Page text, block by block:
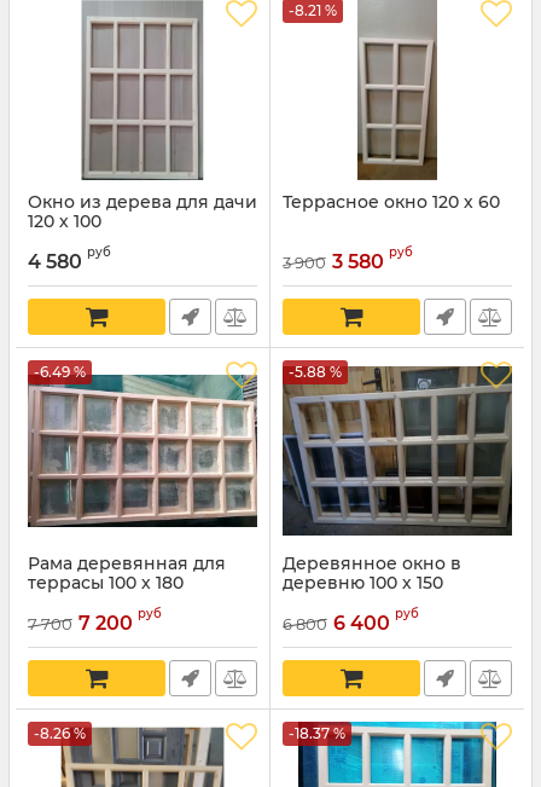
Окно из дерева для дачи
120 х 100
4 580 руб
-8.21 %
Террасное окно 120 х 60
3 900 3 580 руб
-6.49 %
Рама деревянная для
террасы 100 х 180
7 700 7 200 руб
-5.88 %
Деревянное окно в
деревню 100 х 150
6 800 6 400 руб
-8.26 % -18.37 %